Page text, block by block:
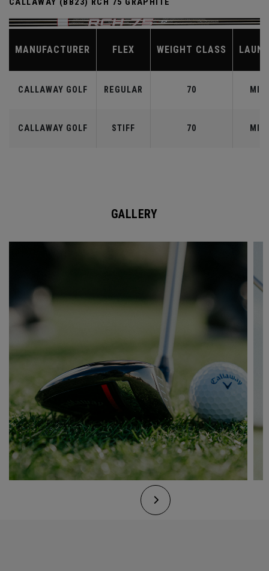
CALLAWAY (BB23) RCH 75 GRAPHITE
MANUFACTURER FLEX WEIGHT CLASS
CALLAWAY GOLF REGULAR 70 MID
CALLAWAY GOLF STIFF 70 MID
GALLERY